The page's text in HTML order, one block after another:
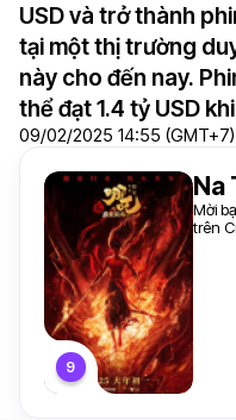
USD và trở thành
tại một thị trường
này cho đến nay.
thể đạt 1.4 tỷ USD
09/02/2025 14:55 (GMT+7)
Na
Mời
trên